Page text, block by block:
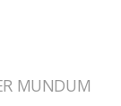
MUNDUM